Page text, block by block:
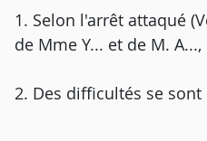
1. Selon l'arrêt attaqué
de Mme Y... et de M.
2. Des difficultés se